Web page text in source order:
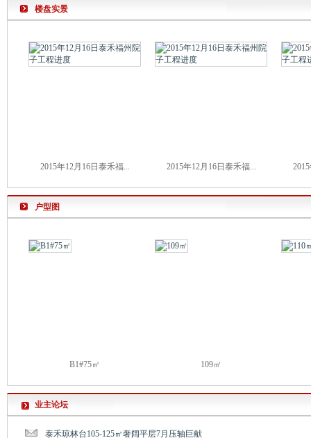
楼盘实景
2015年12月16日泰禾福... 2015年12月16日泰禾福...
户型图
B1#75㎡ 109㎡
业主论坛
泰禾琼林台105-125㎡奢阔平层7月压轴巨献